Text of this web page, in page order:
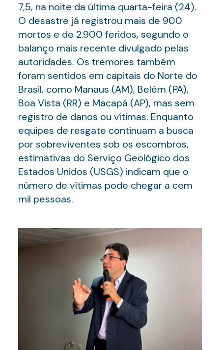
7,5, na noite da última quarta-feira (24).
O desastre já registrou mais de 900
mortos e de 2.900 feridos, segundo o
balanço mais recente divulgado pelas
autoridades. Os tremores também
foram sentidos em capitais do Norte do
Brasil, como Manaus (AM), Belém (PA),
Boa Vista (RR) e Macapá (AP), mas sem
registro de danos ou vítimas. Enquanto
equipes de resgate continuam a busca
por sobreviventes sob os escombros,
estimativas do Serviço Geológico dos
Estados Unidos (USGS) indicam que o
número de vítimas pode chegar a cem
mil pessoas.